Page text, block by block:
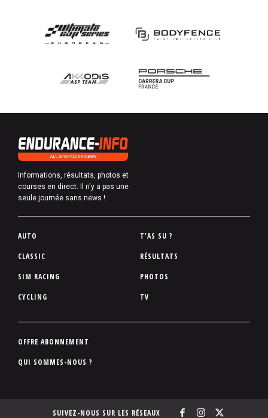
Informations, résultats, photos et
courses en direct. Il n'y a pas une
seule journée sans news !
P
d
d
p
e
AUTO
CLASSIC
SIM RACING
CYCLING
T'AS SU ?
RÉSULTATS
PHOTOS
TV
P
d
OFFRE ABONNEMENT
QUI SOMMES-NOUS ?
SUIVEZ-NOUS SUR LES RÉSEAUX